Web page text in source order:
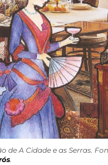
de A Cidade e as Serras.
.